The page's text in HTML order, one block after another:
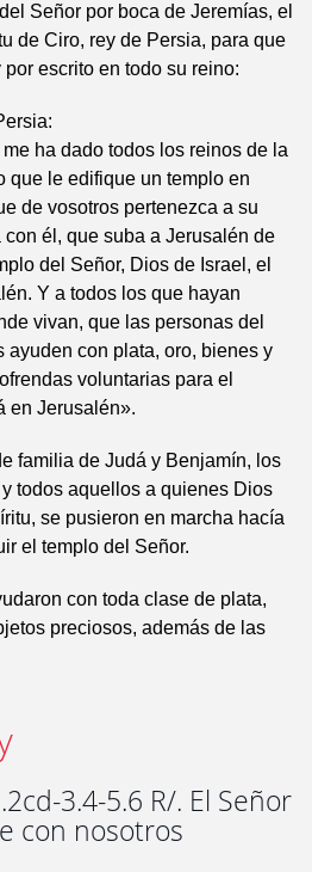
Señor por boca de Jeremías, el
de Ciro, rey de Persia, para que
escrito en todo su reino:
ha dado todos los reinos de la
que le edifique un templo en
de vosotros pertenezca a su
él, que suba a Jerusalén de
del Señor, Dios de Israel, el
Y a todos los que hayan
vivan, que las personas del
ayuden con plata, oro, bienes y
voluntarias para el
en Jerusalén».
familia de Judá y Benjamín, los
todos aquellos a quienes Dios
se pusieron en marcha hacía
el templo del Señor.
con toda clase de plata,
preciosos, además de las
3.4-5.6 R/. El Señor
con nosotros